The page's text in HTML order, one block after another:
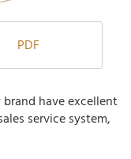
PDF
have excellent
service system,